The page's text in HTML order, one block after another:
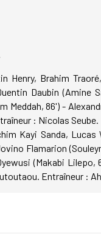
Henry, Brahim
Daubin (Amine
Meddah, 86') -
: Nicolas Seube.
Kayi Sanda,
Flamarion
(Makabi
Entraîneur :